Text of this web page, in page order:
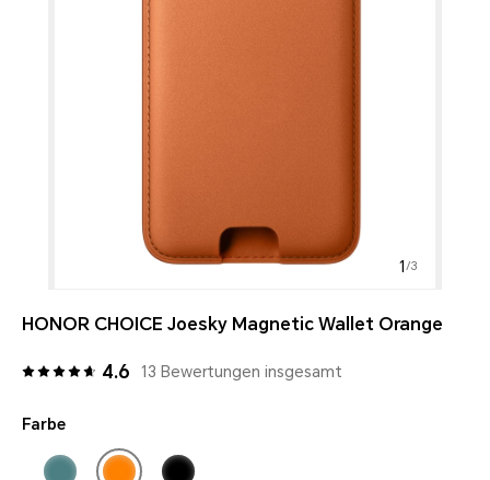
1 /3
HONOR CHOICE Joesky Magnetic Wallet Orange
4.6 13 Bewertungen insgesamt
Farbe